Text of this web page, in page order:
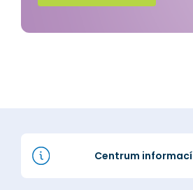
Centrum informací